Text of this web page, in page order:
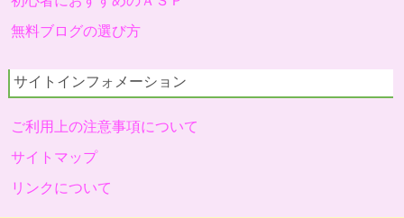
無料ブログの選び方
サイトインフォメーション
ご利用上の注意事項について
サイトマップ
リンクについて